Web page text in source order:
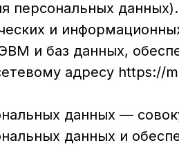
персональных данных).
и
и баз данных,
адресу https://
данных —
данных и